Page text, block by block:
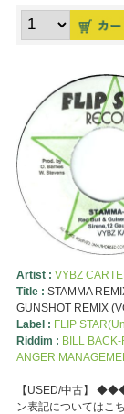
Artist : VYBZ
Title : STAMMA
GUNSHOT REMIX
Label : FLIP
Riddim : BILL
ANGER
【USED/中古】
ン表記についてはこ